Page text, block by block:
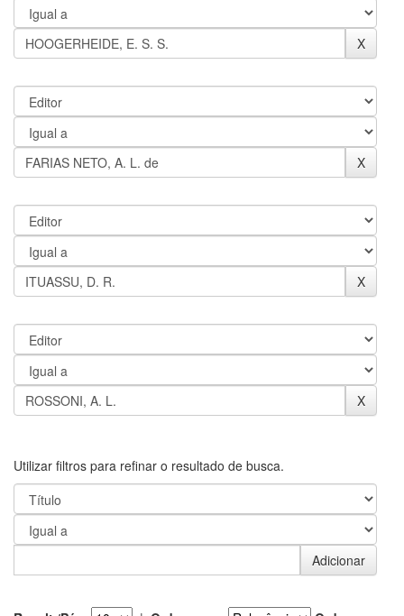
Utilizar filtros para refinar o resultado de busca.